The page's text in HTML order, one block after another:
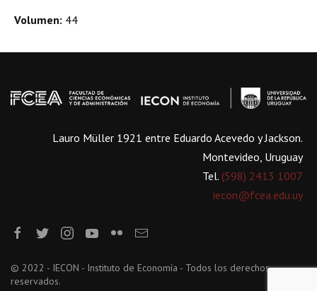
Volumen: 44
Lauro Müller 1921 entre Eduardo Acevedo y Jackson.
Montevideo, Uruguay
Tel. (598) 2413 1007
iecon@fcea.edu.uy
© 2022 - IECON - Instituto de Economía - Todos los derechos
reservados.